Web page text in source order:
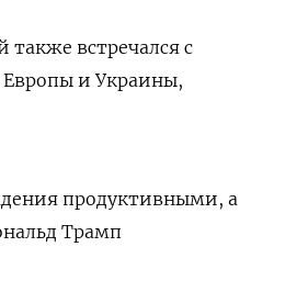
встречался с
и Украины,
продуктивными, а
Трамп